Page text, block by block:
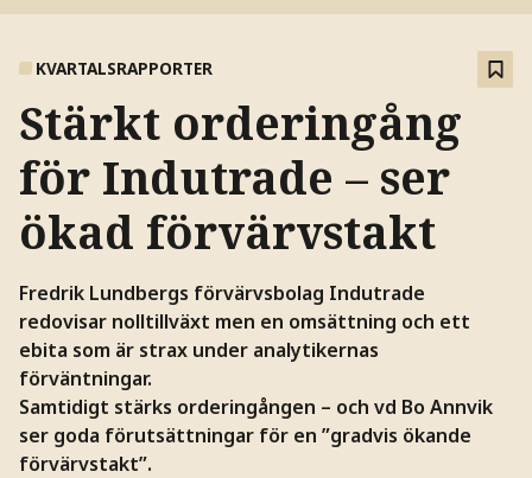
KVARTALSRAPPORTER
Stärkt orderingång
för Indutrade – ser
ökad förvärvstakt
Fredrik Lundbergs förvärvsbolag Indutrade
redovisar nolltillväxt men en omsättning och ett
ebita som är strax under analytikernas
förväntningar.
Samtidigt stärks orderingången – och vd Bo Annvik
ser goda förutsättningar för en ”gradvis ökande
förvärvstakt”.